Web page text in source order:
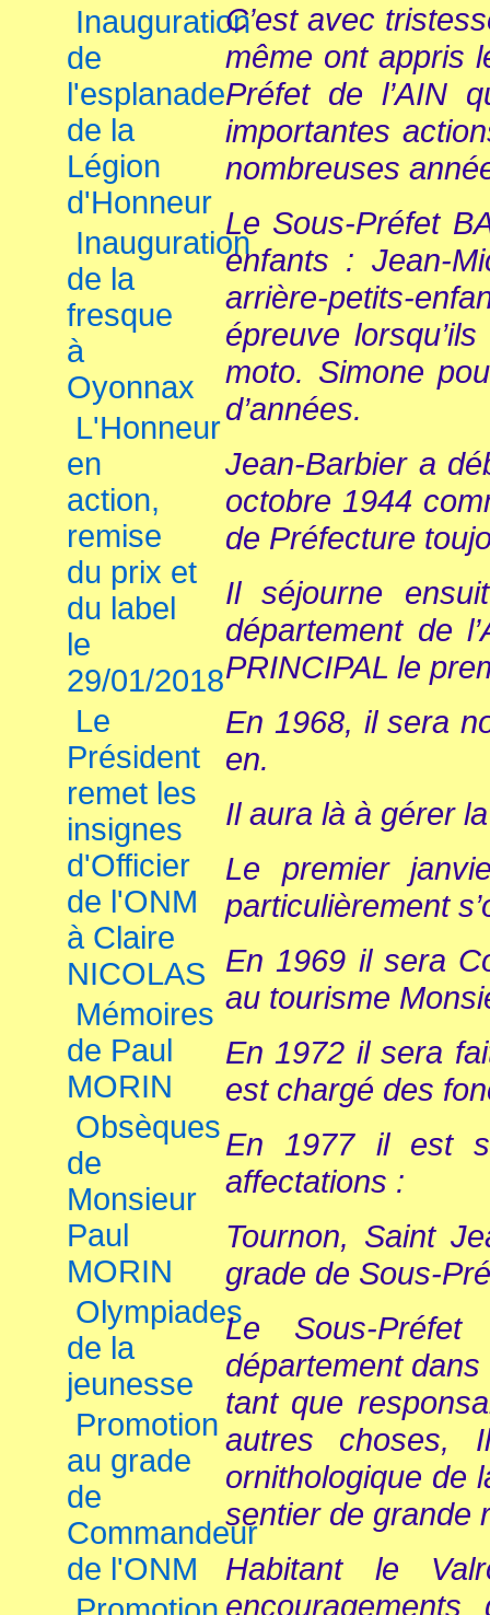
Inauguration
de
l'esplanade
de la
Légion
d'Honneur
Inauguration
de la
fresque
à
Oyonnax
L'Honneur
en
action,
remise
du prix et
du label
le
29/01/2018
Le
Président
remet les
insignes
d'Officier
de l'ONM
à Claire
NICOLAS
Mémoires
de Paul
MORIN
Obsèques
de
Monsieur
Paul
MORIN
Olympiades
de la
jeunesse
Promotion
au grade
de
Commandeur
de l'ONM
C’est avec
même ont appris
Préfet de l’AIN
importantes
nombreuses
Le Sous-Préfet
enfants : Jean-
arrière-petits-
épreuve
moto. Simone
d’années.
Jean-Barbier a
octobre 1944
de Préfecture
Il séjourne
département de
PRINCIPAL le
En 1968, il sera
en.
Il aura là à gérer
Le premier
particulièrement
En 1969 il sera
au tourisme
En 1972 il sera
est chargé des
En 1977 il est
affectations :
Tournon, Saint
grade de Sous-
Le Sous-Préfet
département
tant que
autres choses,
ornithologique de
sentier de grande
Habitant le